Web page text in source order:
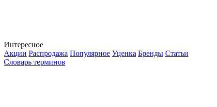
Интересное
Акции Распродажа Популярное Уценка Бренды Статьи
Словарь терминов